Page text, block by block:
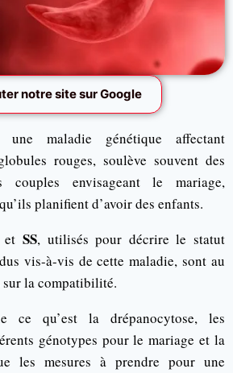
notre site sur Google
une maladie génétique affectant
rouges, soulève souvent des
couples envisageant le mariage,
planifient d’avoir des enfants.
SS, utilisés pour décrire le statut
vis-à-vis de cette maladie, sont au
la compatibilité.
ce qu’est la drépanocytose, les
génotypes pour le mariage et la
les mesures à prendre pour une